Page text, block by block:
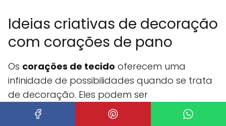
Ideias criativas de decoração
com corações de pano
Os corações de tecido oferecem uma
infinidade de possibilidades quando se trata
de decoração. Eles podem ser
transformados em peças decorativas
encantadoras para qualquer ambiente.